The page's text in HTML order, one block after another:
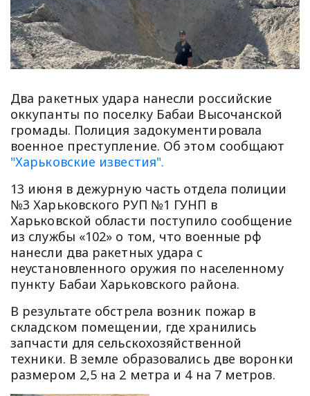
Два ракетных удара нанесли российские
оккупанты по поселку Бабаи Высочанской
громады. Полиция задокументировала
военное преступление. Об этом сообщают
"Харьковские известия".
13 июня в дежурную часть отдела полиции
№3 Харьковского РУП №1 ГУНП в
Харьковской области поступило сообщение
из службы «102» о том, что военные рф
нанесли два ракетных удара с
неустановленного оружия по населенному
пункту Бабаи Харьковского района.
В результате обстрела возник пожар в
складском помещении, где хранились
запчасти для сельскохозяйственной
техники. В земле образовались две воронки
размером 2,5 на 2 метра и 4 на 7 метров.